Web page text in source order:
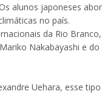
alunos japoneses
no país.
da Rio
Nakabayashi e
Uehara, esse